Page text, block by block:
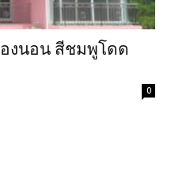
งนอน สีชมพูโดด
0